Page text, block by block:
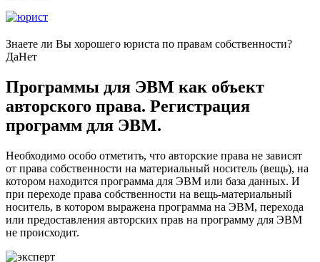
Знаете ли Вы хорошего юриста по правам собственности?
ДаНет
Программы для ЭВМ как объект
авторского права. Регистрация
программ для ЭВМ.
Необходимо особо отметить, что авторские права не зависят
от права собственности на материальный носитель (вещь), на
котором находится программа для ЭВМ или база данных. И
при переходе права собственности на вещь-материальный
носитель, в котором выражена программа на ЭВМ, перехода
или предоставления авторских прав на программу для ЭВМ
не происходит.